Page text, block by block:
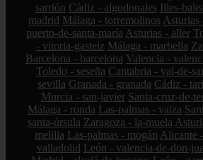
sarrión Cádiz - algodonales Illes-
madrid Málaga - torremolinos Asturias
puerto-de-santa-maría Asturias - aller
- vitoria-gasteiz Málaga - marbella
Barcelona - barcelona Valencia -
Toledo - seseña Cantabria - val-de-
sevilla Granada - granada Cádiz -
Murcia - san-javier Santa-cruz-de-
Málaga - ronda Las-palmas - yaiza
santa-úrsula Zaragoza - la-muela
melilla Las-palmas - mogán Alicante
valladolid León - valencia-de-don-